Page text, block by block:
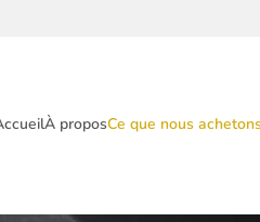
À proposCe que nous